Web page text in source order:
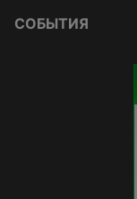
СОБЫТИЯ